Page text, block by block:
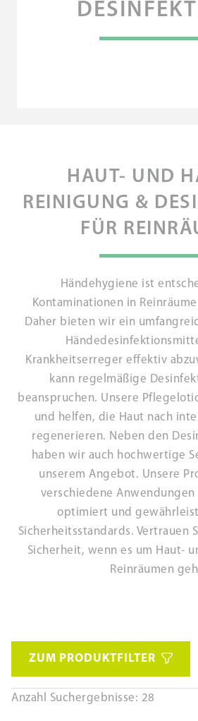
HAUT- UND
REINIGUNG &
FÜR
Händehygiene ist
Kontaminationen in
Daher bieten wir ein
Krankheitserreger effektiv
kann regelmäßige
beanspruchen. Unsere
und helfen, die Haut nach
regenerieren. Neben den
haben wir auch hochwertige
unserem Angebot. Unsere
verschiedene Anwendungen
optimiert und
Sicherheitsstandards. Vertrauen
Sicherheit, wenn es um Haut-
Reinräumen
ZUM PRODUKTFILTER
Anzahl Suchergebnisse: 28